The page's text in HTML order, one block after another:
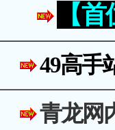
【
49高手
青龙网